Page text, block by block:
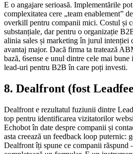
E o angajare serioasă. Implementările
complexitatea cere „team enablement”
overkill pentru companii mici. Costul și
substanțiale, dar pentru o organizație
alinia sales și marketing în jurul intenției
avantaj major. Dacă firma ta tratează
bază, 6sense e unul dintre cele mai bune
lead-uri pentru B2B în care poți investi.
8. Dealfront (fost
Dealfront e rezultatul fuziunii dintre
top pentru identificarea vizitatorilor
Echobot în date despre companii și
asta creează un feedback loop puternic:
Dealfront îți spune ce companii răspund